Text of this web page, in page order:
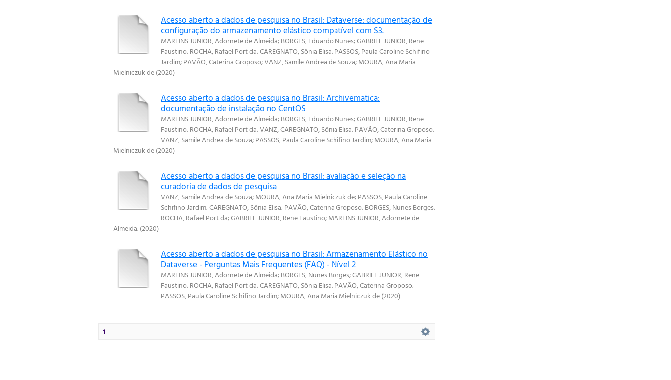
Acesso aberto a dados de pesquisa no Brasil: Dataverse: documentação de
configuração do armazenamento elástico compatível com S3.
MARTINS JUNIOR, Adornete de Almeida;BORGES, Eduardo Nunes;GABRIEL JUNIOR, Rene
Faustino;ROCHA, Rafael Port da;CAREGNATO, Sônia Elisa;PASSOS, Paula Caroline Schifino
Jardim;PAVÃO, Caterina Groposo;VANZ, Samile Andrea de Souza;MOURA, Ana Maria
Mielniczuk de(2020)
Acesso aberto a dados de pesquisa no Brasil: Archivematica:
documentação de instalação no CentOS
MARTINS JUNIOR, Adornete de Almeida;BORGES, Eduardo Nunes;GABRIEL JUNIOR, Rene
Faustino;ROCHA, Rafael Port da;VANZ, CAREGNATO, Sônia Elisa;PAVÃO, Caterina Groposo;
VANZ, Samile Andrea de Souza;PASSOS, Paula Caroline Schifino Jardim;MOURA, Ana Maria
Mielniczuk de(2020)
Acesso aberto a dados de pesquisa no Brasil: avaliação e seleção na
curadoria de dados de pesquisa
VANZ, Samile Andrea de Souza;MOURA, Ana Maria Mielniczuk de;PASSOS, Paula Caroline
Schifino Jardim;CAREGNATO, Sônia Elisa;PAVÃO, Caterina Groposo;BORGES, Nunes Borges;
ROCHA, Rafael Port da;GABRIEL JUNIOR, Rene Faustino;MARTINS JUNIOR, Adornete de
Almeida.(2020)
Acesso aberto a dados de pesquisa no Brasil: Armazenamento Elástico no
Dataverse - Perguntas Mais Frequentes (FAQ) - Nível 2
MARTINS JUNIOR, Adornete de Almeida;BORGES, Nunes Borges;GABRIEL JUNIOR, Rene
Faustino;ROCHA, Rafael Port da;CAREGNATO, Sônia Elisa;PAVÃO, Caterina Groposo;
PASSOS, Paula Caroline Schifino Jardim;MOURA, Ana Maria Mielniczuk de(2020)
1